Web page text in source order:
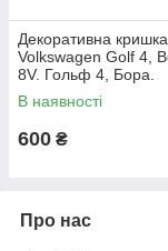
Декоративна
Volkswagen Golf 4,
8V. Гольф 4, Бора.
06A103925AC.
В наявності
600 ₴
Про нас